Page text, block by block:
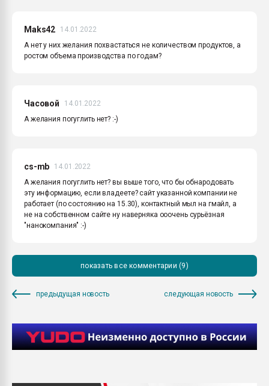
Maks42
14.01.2022
А нет у них желания похвастаться не количеством продуктов, а
ростом объема производства по годам?
Часовой
14.01.2022
А желания погуглить нет? :-)
cs-mb
14.01.2022
А желания погуглить нет? вы выше того, что бы обнародовать
эту информацию, если владеете? сайт указанной компании не
работает (по состоянию на 15.30), контактный мыл на гмайл, а
не на собственном сайте ну наверняка ооочень сурьёзная
"нанокомпания" :-)
показать все комментарии (9)
предыдущая новость следующая новость